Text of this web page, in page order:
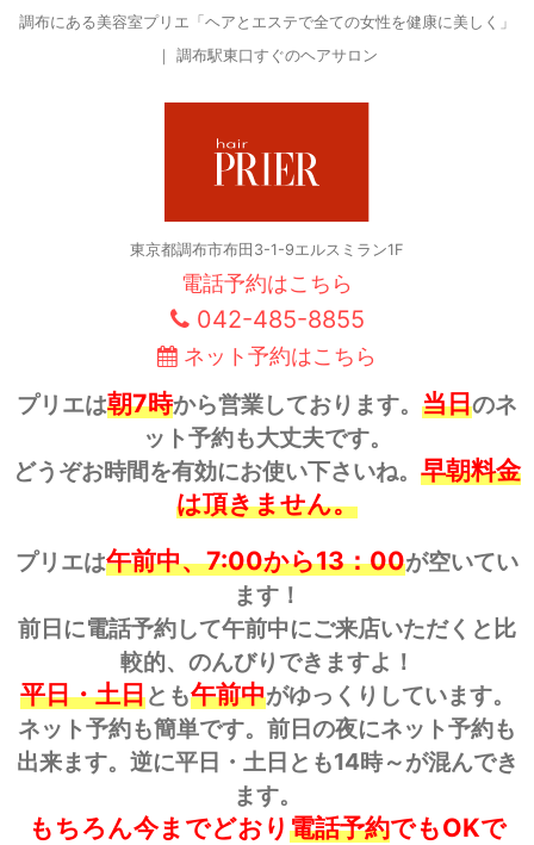
調布にある美容室プリエ「ヘアとエステで全ての女性を健康に美しく」
｜ 調布駅東口すぐのヘアサロン
東京都調布市布田3-1-9エルスミラン1F
電話予約はこちら
042-485-8855
ネット予約はこちら
プリエは朝7時から営業しております。 当日のネ
ット予約も大丈夫です。
どうぞお時間を有効にお使い下さいね。 早朝料金
は頂きません。
プリエは午前中、7:00から13：00が空いてい
ます！
前日に電話予約して午前中にご来店いただくと比
較的、のんびりできますよ！
平日・土日とも午前中がゆっくりしています。
ネット予約も簡単です。前日の夜にネット予約も
出来ます。逆に平日・土日とも14時～が混んでき
ます。
もちろん今までどおり 電話予約でもOKで